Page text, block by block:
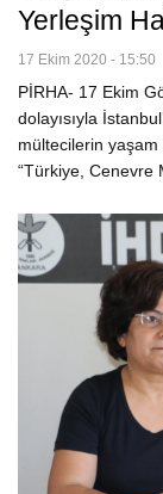
Yerleşim
17 Ekim 2020 - 15:50
PİRHA- 17 Ekim
dolayısıyla
mültecilerin yaşam
“Türkiye, Cenevre